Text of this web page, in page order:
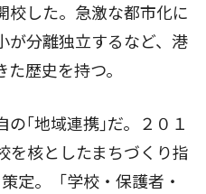
校した。急激な都市化に
が分離独立するなど、港
歴史を持つ。
｢地域連携｣だ。２０１
を核としたまちづくり指
定。「学校・保護者・